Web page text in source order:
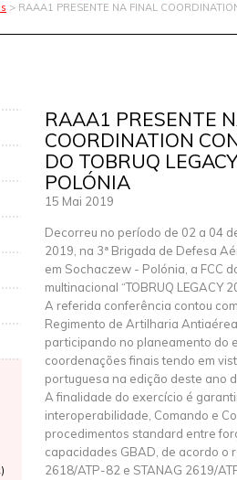
> RAAA1 PRESENTE NA FINAL
RAAA1 PRESENTE
COORDINATION
DO TOBRUQ
POLÓNIA
15 Mai 2019
Decorreu no período de 02 a 04
2019, na 3ª Brigada de Defesa
em Sochaczew - Polónia, a FCC
multinacional “TOBRUQ LEGACY
A referida conferência contou
Regimento de Artilharia
participando no planeamento do
coordenações finais tendo em
portuguesa na edição deste ano
A finalidade do exercício é
interoperabilidade, Comando e
procedimentos standard entre
capacidades GBAD, de acordo o
2618/ATP-82 e STANAG 2619/